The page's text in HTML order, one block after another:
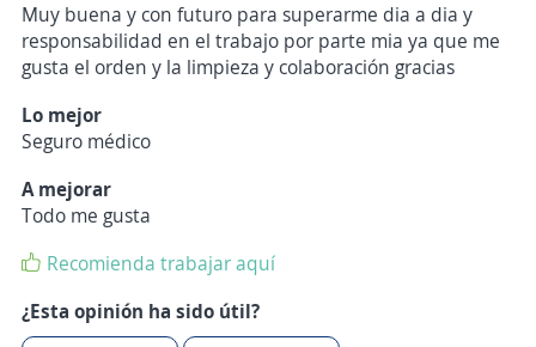
Muy buena y con futuro para superarme dia a dia y
responsabilidad en el trabajo por parte mia ya que me
gusta el orden y la limpieza y colaboración gracias
Lo mejor
Seguro médico
A mejorar
Todo me gusta
Recomienda trabajar aquí
¿Esta opinión ha sido útil?